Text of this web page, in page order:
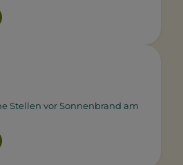
Stellen vor Sonnenbrand am